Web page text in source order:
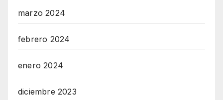
marzo 2024
febrero 2024
enero 2024
diciembre 2023